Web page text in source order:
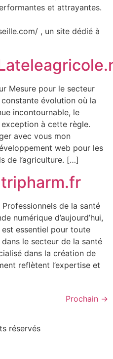
et attrayantes.
, un site dédié à
Mesure pour le secteur
évolution où la
incontournable, le
à cette règle.
avec vous mon
web pour les
de l’agriculture. […]
de la santé
numérique d’aujourd’hui,
essentiel pour toute
le secteur de la santé
dans la création de
reflètent l’expertise et
Prochain →
réservés